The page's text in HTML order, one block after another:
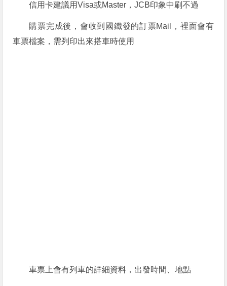
信用卡建議用Visa或Master，JCB印象中刷不過
購票完成後，會收到國鐵發的訂票Mail，裡面會有
車票檔案，需列印出來搭車時使用
車票上會有列車的詳細資料，出發時間、地點